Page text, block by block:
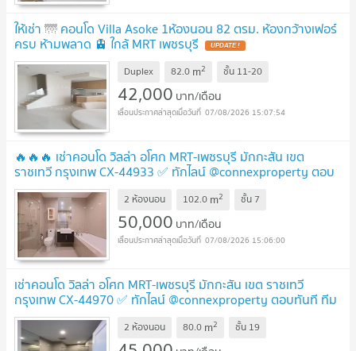
ให้เช่า 🌁 คอนโด Villa Asoke 1ห้องนอน 82 ตรม. ห้องกว้างเฟอร์
ครบ ห้ามพลาด 🚊 ใกล้ MRT เพชรบุรี UPDATE !
Duplex 82.0 m2 ชั้น 11-20
42,000 บาท/เดือน
07/08/2026 15:07:54
🔥🔥🔥 เช่าคอนโด วิลล่า อโศก MRT-เพชรบุรี มักกะสัน เขต
ราชเทวี กรุงเทพ CX-44933 ✅ ทักไลน์ @connexproperty ตอบ
ทันที ทีมงานมืออาชีพ ✅ 🔥🔥🔥
2 ห้องนอน 102.0 m2 ชั้น 7
50,000 บาท/เดือน
07/08/2026 15:06:00
เช่าคอนโด วิลล่า อโศก MRT-เพชรบุรี มักกะสัน เขต ราชเทวี
กรุงเทพ CX-44970 ✅ ทักไลน์ @connexproperty ตอบทันที ทีม
งานมืออาชีพ ✅ UPDATE !
2 ห้องนอน 80.0 m2 ชั้น 19